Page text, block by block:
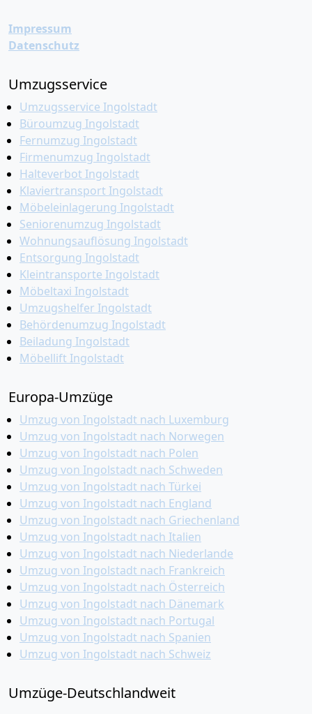
Impressum
Datenschutz
Umzugsservice
Umzugsservice Ingolstadt
Büroumzug Ingolstadt
Fernumzug Ingolstadt
Firmenumzug Ingolstadt
Halteverbot Ingolstadt
Klaviertransport Ingolstadt
Möbeleinlagerung Ingolstadt
Seniorenumzug Ingolstadt
Wohnungsauflösung Ingolstadt
Entsorgung Ingolstadt
Kleintransporte Ingolstadt
Möbeltaxi Ingolstadt
Umzugshelfer Ingolstadt
Behördenumzug Ingolstadt
Beiladung Ingolstadt
Möbellift Ingolstadt
Europa-Umzüge
Umzug von Ingolstadt nach Luxemburg
Umzug von Ingolstadt nach Norwegen
Umzug von Ingolstadt nach Polen
Umzug von Ingolstadt nach Schweden
Umzug von Ingolstadt nach Türkei
Umzug von Ingolstadt nach England
Umzug von Ingolstadt nach Griechenland
Umzug von Ingolstadt nach Italien
Umzug von Ingolstadt nach Niederlande
Umzug von Ingolstadt nach Frankreich
Umzug von Ingolstadt nach Österreich
Umzug von Ingolstadt nach Dänemark
Umzug von Ingolstadt nach Portugal
Umzug von Ingolstadt nach Spanien
Umzug von Ingolstadt nach Schweiz
Umzüge-Deutschlandweit